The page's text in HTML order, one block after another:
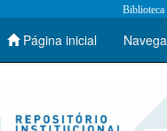
Biblioteca
Página inicial